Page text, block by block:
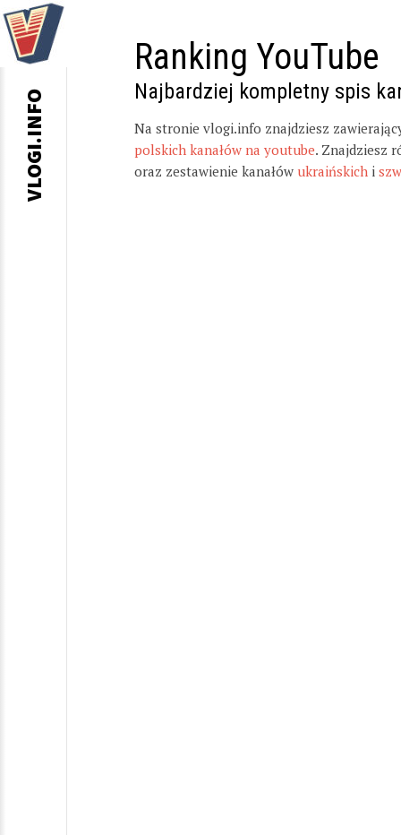
Ranking YouTube
Najbardziej kompletny spis
Na stronie vlogi.info znajdziesz
polskich kanałów na youtube. Znajdziesz
oraz zestawienie kanałów ukraińskich i
VLOGI.INFO